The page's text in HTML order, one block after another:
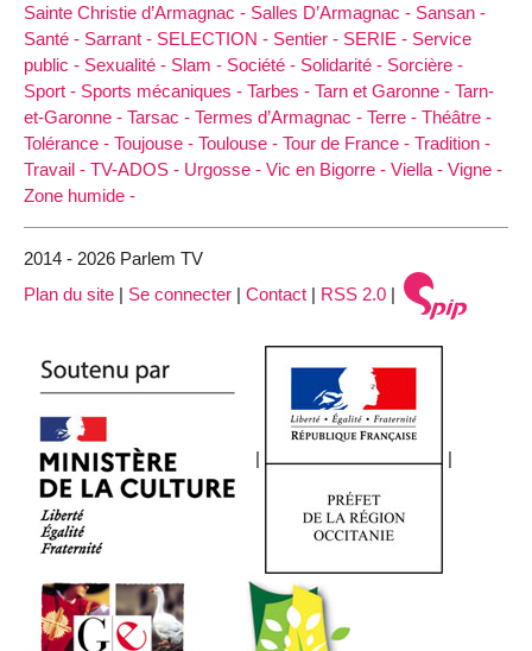
Sainte Christie d’Armagnac - Salles D’Armagnac - Sansan -
Santé - Sarrant - SELECTION - Sentier - SERIE - Service
public - Sexualité - Slam - Société - Solidarité - Sorcière -
Sport - Sports mécaniques - Tarbes - Tarn et Garonne - Tarn-
et-Garonne - Tarsac - Termes d’Armagnac - Terre - Théâtre -
Tolérance - Toujouse - Toulouse - Tour de France - Tradition -
Travail - TV-ADOS - Urgosse - Vic en Bigorre - Viella - Vigne -
Zone humide -
2014 - 2026 Parlem TV
Plan du site | Se connecter | Contact | RSS 2.0 |
| |